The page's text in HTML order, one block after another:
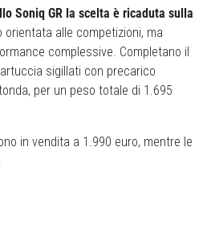
Soniq GR la scelta è ricaduta sulla
orientata alle competizioni, ma
complessive. Completano il
sigillati con precarico
per un peso totale di 1.695
in vendita a 1.990 euro, mentre le